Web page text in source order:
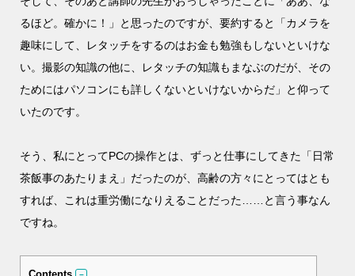
るほど。確かに！」と思ったのですが、要約すると「カメラを
趣味にして、レタッチをするのはお金も勉強もしないといけな
い。撮影の知識の他に、レタッチの知識もまなぶのだが、その
ためにはパソコンにも詳しくないといけないからだ」と仰って
いたのです。
そう、私にとってPCの操作とは、ずっと仕事にしてきた「日常
茶飯事のあたりまえ」だったのが、高齢の方々にとってはとも
すれば、これは重労働になりえることだった……と言う事なん
ですね。